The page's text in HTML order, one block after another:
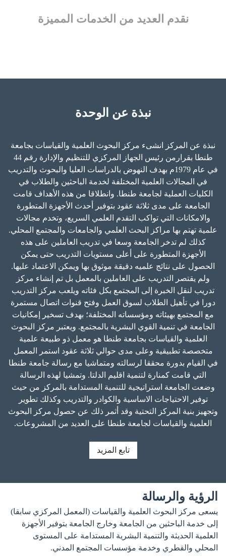
نقدم العديد من الخدمات المميزة
نبذة عن الوحدة
نبذة عن المركز انشىء مركز البحوث العلمية والقياسات بجامعة
طنطا بقرارمن رئيس الجهاز المركزي للتنظيم والإدارة رقم 44
في عام 1979م بهدف النهوض بالدراسات العليا والبحوث والتدريب
في المجالات العلمية المختلفة لخدمة الباحثين والطلاب في
الكليات العملية لجامعة طنطا. وانطلاقا من هذه الأهداف قامت
الجامعة على مدى ثلاثة عقود بتوفير أحدث الأجهزة المتطورة
والامكانات التي تواكب التقدم العلمي السريع، وتخدم مجالات
علمية تهتم بها مراكز البحث العلمي والجامعات والمجتمع المحلي.
كذلك لم تدخر الجامعة وسعا في تدريب العاملين على هذه
الأجهزة المتطورة على أعلى مستويات التدريب حتى يمكن
الحصول على نتائج علميه دقيقة موثوق بها ويمكن الاعتماد عليها.
ولم يقتصر التدريب على العاملين بالمعمل بل تم إنشاء مركز
تدريب لنقل الخبرة إلى المجتمع بكل فئاته ويلعب مركز التدريب
دورا في تأهيل الطلاب لسوق العمل وفتح قنوات اتصال مستمرة
مع المجتمع بهيئاته ومؤسساته المختلفة؛ بهدف تسخير إمكانيات
الجامعة في تنمية القوي البشرية بالمجتمع. ويعتبر مركز البحوث
العلمية والقياسات بجامعة طنطا هو معمل ذو طبيعة علمية
متخصصة تطبيقية وعلى مدى حوالي ثلاثة عقود استمر المعمل
في القيام بدورة محققا لرسالته ومتماشيا مع رسالة جامعة طنطا
التي قامت كمنارة لتنمية اقليم الدلتا. وتمشيا لهذه الرسالة
وضعت الجامعة استراتيجية للتنمية المستدامة بالمركز من حيث
توفير الاحتياجات الاساسية والكوادر والتدريب وكذلك تطوير
وتجهيز بنية المركز التحتية وقد أثمر ذلك عن حصول مركز البحوث
العلمية والقياسات لجامعة طنطا على العديد من المشروعات.
تابع المزيد
الرؤية والرسالة
يسعى مركز البحوث العلمية والقياسات (المعمل المركزي سابقا)
إلى خدمة الباحثين من الجامعة وخارج الجامعة بتوفير الأجهزة
العلمية الحديثة والتنمية البشرية المستدامة على المستوى
المحلي والقطري وخدمة مؤسسات المجتمع المدني.